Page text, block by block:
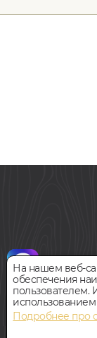
На нашем веб-
обеспечения
пользователем.
Подробнее про